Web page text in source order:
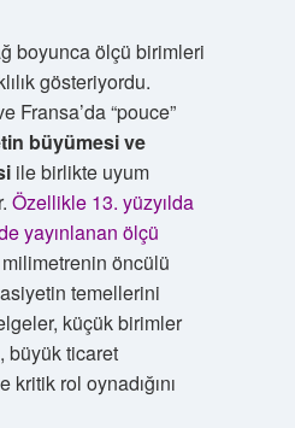
boyunca ölçü birimleri
gösteriyordu.
Fransa’da “pouce”
büyümesi ve
ile birlikte uyum
Özellikle 13. yüzyılda
yayınlanan ölçü
öncülü
temellerini
küçük birimler
büyük ticaret
rol oynadığını